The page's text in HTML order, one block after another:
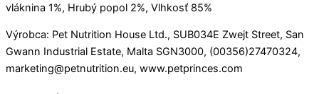
vláknina 1%, Hrubý popol 2%, Vlhkosť 85%
Výrobca: Pet Nutrition House Ltd., SUB034E Zwejt Street, San
Gwann Industrial Estate, Malta SGN3000, (00356)27470324,
marketing@petnutrition.eu, www.petprinces.com